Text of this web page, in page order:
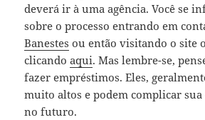
deverá ir à uma agência. Você se
sobre o processo entrando em
Banestes ou então visitando o site
clicandoaqui. Mas lembre-se,
fazer empréstimos. Eles,
muito altos e podem complicar
no futuro.